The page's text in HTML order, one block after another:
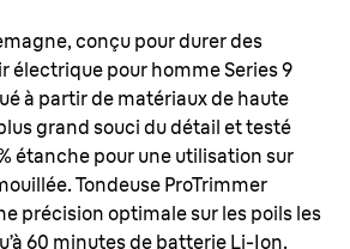
conçu pour durer des
électrique pour homme Series 9
à partir de matériaux de haute
grand souci du détail et testé
étanche pour une utilisation sur
Tondeuse ProTrimmer
précision optimale sur les poils les
60 minutes de batterie Li-Ion.